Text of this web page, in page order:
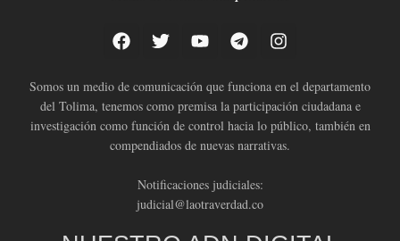
Somos un medio de comunicación que funciona en el departamento
del Tolima, tenemos como premisa la participación ciudadana e
investigación como función de control hacia lo público, también en
compendiados de nuevas narrativas.
Notificaciones judiciales:
judicial@laotraverdad.co